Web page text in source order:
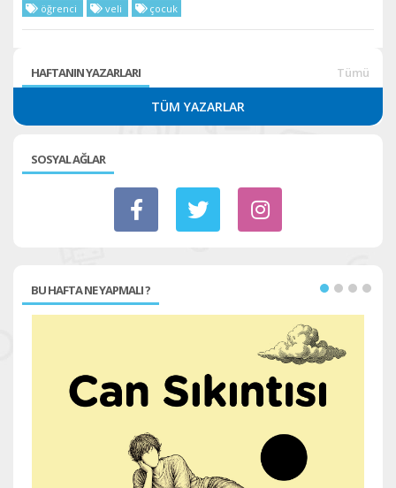
öğrenci
veli çocuk
HAFTANIN YAZARLARI Tümü
TÜM YAZARLAR
SOSYAL AĞLAR
BU HAFTA NE YAPMALI ?